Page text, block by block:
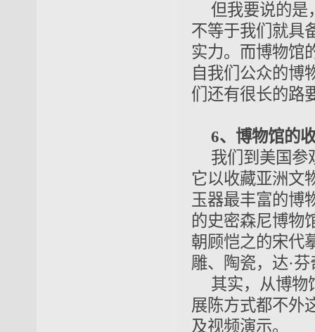
但我要说的是
不等于我们就具
实力。而博物馆
自我们公众的博
们还有很长的路
6、博物馆的
我们到美国参
它以收藏亚洲文
玉器最丰富的博
的史密森尼博物
朝顾恺之的宋代
雕、陶瓷，达·
其实，从博物
展陈方式都不外
及视频演示。